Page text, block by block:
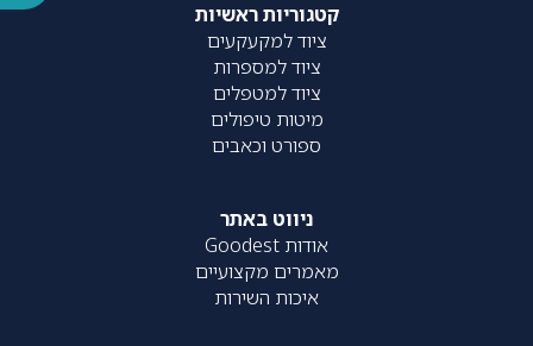
קטגוריות ראשיות
ציוד למקעקעים
ציוד למספרות
ציוד למטפלים
מיטות טיפולים
ספורט וכאבים
ניווט באתר
אודות Goodest
מאמרים מקצועיים
איכות השירות